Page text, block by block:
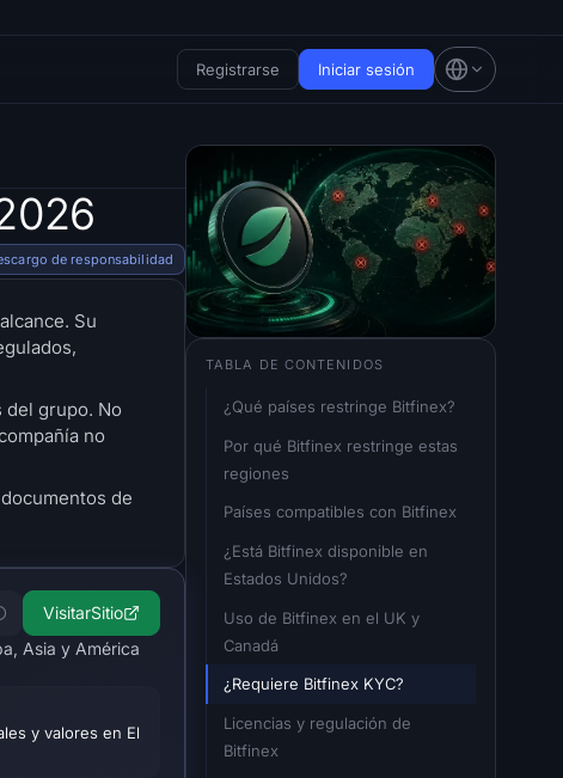
Registrarse Iniciar sesión
de responsabilidad
Su
del grupo. No
no
de
VisitarSitio
Asia y América
y valores en El
TABLA DE CONTENIDOS
¿Qué países restringe Bitfinex?
Por qué Bitfinex restringe estas
regiones
Países compatibles con Bitfinex
¿Está Bitfinex disponible en
Estados Unidos?
Uso de Bitfinex en el UK y
Canadá
¿Requiere Bitfinex KYC?
Licencias y regulación de
Bitfinex